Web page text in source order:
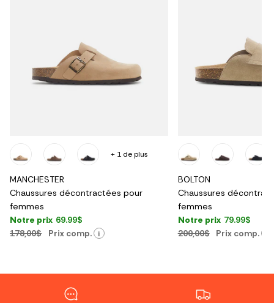
MANCHESTER
Chaussures décontractées pour
femmes
Notre prix 69.99$
178,00$
Prix comp. i
+ 1 de plus
BOLTON
Chaussures
femmes
Notre prix 79.99$
200,00$
Prix comp.